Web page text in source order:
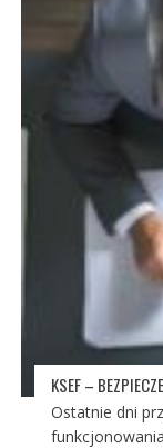
KSEF –
Ostatnie dni